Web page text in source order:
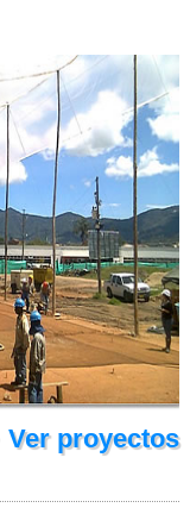
Ver proyectos